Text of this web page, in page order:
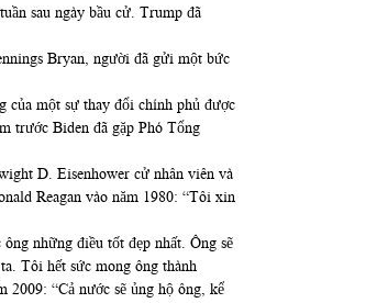
sau ngày bầu cử. Trump đã
Bryan, người đã gửi một bức
của một sự thay đổi chính phủ được
trước Biden đã gặp Phó Tổng
D. Eisenhower cử nhân viên và
Reagan vào năm 1980: “Tôi xin
những điều tốt đẹp nhất. Ông sẽ
Tôi hết sức mong ông thành
2009: “Cả nước sẽ ủng hộ ông, kể